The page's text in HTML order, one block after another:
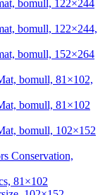
bomull, 122×244
bomull, 122×244,
bomull, 152×264
bomull, 81×102,
bomull, 81×102
bomull, 102×152
Conservation,
81×102